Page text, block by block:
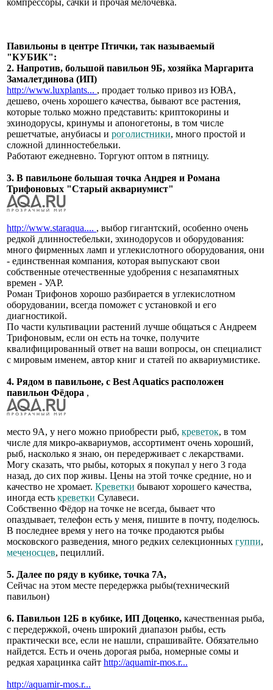
Павильоны в центре Птички, так называемый
"КУБИК":
2. Напротив, большой павильон 9Б, хозяйка Маргарита
Замалетдинова (ИП)
http://www.luxplants... , продает только привоз из ЮВА,
дешево, очень хорошего качества, бывают все растения,
которые только можно представить: криптокорины и
эхинодорусы, кринумы и апоногетоны, в том числе
решетчатые, анубиасы и роголистники, много простой и
сложной длинностебельки.
Работают ежедневно. Торгуют оптом в пятницу.
3. В павильоне большая точка Андрея и Романа
Трифоновых "Старый аквариумист"
http://www.staraqua.... , выбор гигантский, особенно очень
редкой длинностебельки, эхинодорусов и оборудования:
много фирменных ламп и углекислотного оборудования, они
- единственная компания, которая выпускают свои
собственные отечественные удобрения с незапамятных
времен - УАР.
Роман Трифонов хорошо разбирается в углекислотном
оборудовании, всегда поможет с установкой и его
диагностикой.
По части культивации растений лучше общаться с Андреем
Трифоновым, если он есть на точке, получите
квалифицированный ответ на ваши вопросы, он специалист
с мировым именем, автор книг и статей по аквариумистике.
4. Рядом в павильоне, с Best Aquatics расположен
павильон Фёдора ,
место 9А, у него можно приобрести рыб, креветок, в том
числе для микро-аквариумов, ассортимент очень хороший,
рыб, насколько я знаю, он передерживает с лекарствами.
Могу сказать, что рыбы, которых я покупал у него 3 года
назад, до сих пор живы. Цены на этой точке средние, но и
качество не хромает. Креветки бывают хорошего качества,
иногда есть креветки Сулавеси.
Собственно Фёдор на точке не всегда, бывает что
опаздывает, телефон есть у меня, пишите в почту, поделюсь.
В последнее время у него на точке продаются рыбы
московского разведения, много редких селекционных гуппи,
меченосцев, пециллий.
5. Далее по ряду в кубике, точка 7А,
Сейчас на этом месте передержка рыбы(технический
павильон)
6. Павильон 12Б в кубике, ИП Доценко, качественная рыба,
с передержкой, очень широкий диапазон рыбы, есть
практически все, если не нашли, спрашивайте. Обязательно
найдется. Есть и очень дорогая рыба, номерные сомы и
редкая харацинка сайт http://aquamir-mos.r...
http://aquamir-mos.r...